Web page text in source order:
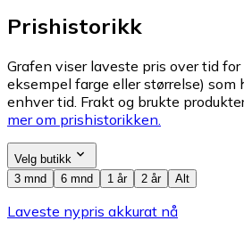
Prishistorikk
Grafen viser laveste pris over tid
eksempel farge eller størrelse)
enhver tid. Frakt og brukte
mer om prishistorikken.
Velg butikk
3 mnd
6 mnd 1 år 2 år Alt
Laveste nypris akkurat nå